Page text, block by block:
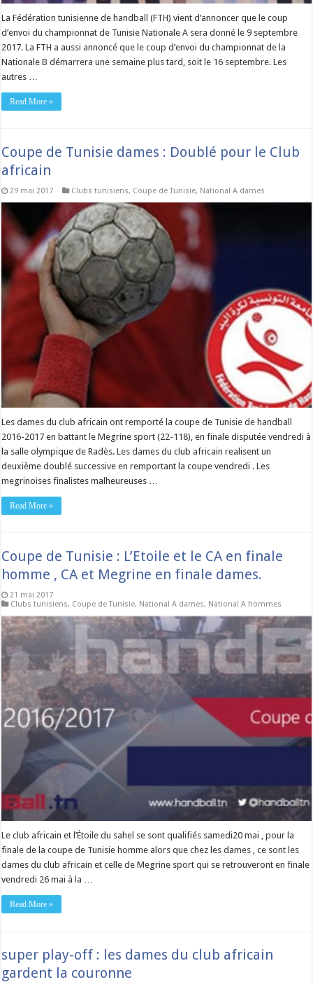
La Fédération tunisienne de handball (FTH) vient d’annoncer que le coup
d’envoi du championnat de Tunisie Nationale A sera donné le 9 septembre
2017. La FTH a aussi annoncé que le coup d’envoi du championnat de la
Nationale B démarrera une semaine plus tard, soit le 16 septembre. Les
autres …
Read More »
Coupe de Tunisie dames : Doublé pour le Club
africain
29 mai 2017 Clubs tunisiens, Coupe de Tunisie, National A dames
Les dames du club africain ont remporté la coupe de Tunisie de handball
2016-2017 en battant le Megrine sport (22-118), en finale disputée vendredi à
la salle olympique de Radès. Les dames du club africain realisent un
deuxième doublé successive en remportant la coupe vendredi . Les
megrinoises finalistes malheureuses …
Read More »
Coupe de Tunisie : L’Etoile et le CA en finale
homme , CA et Megrine en finale dames.
21 mai 2017
Clubs tunisiens, Coupe de Tunisie, National A dames, National A hommes
Le club africain et l’Étoile du sahel se sont qualifiés samedi20 mai , pour la
finale de la coupe de Tunisie homme alors que chez les dames , ce sont les
dames du club africain et celle de Megrine sport qui se retrouveront en finale
vendredi 26 mai à la …
Read More »
super play-off : les dames du club africain
gardent la couronne